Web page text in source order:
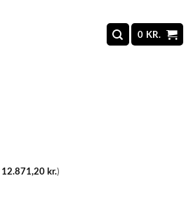
0 KR.
12.871,20kr.)